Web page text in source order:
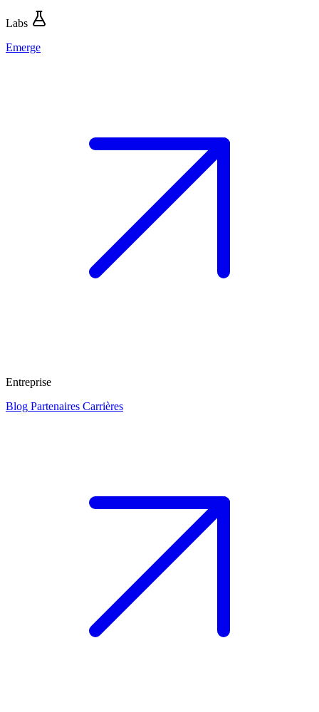
Labs
Emerge
Entreprise
Blog Partenaires Carrières